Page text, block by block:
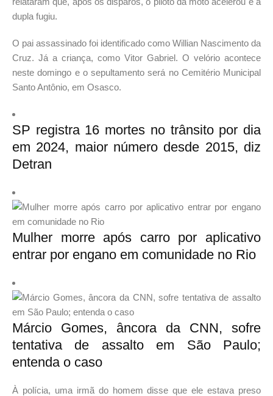
dupla fugiu.
O pai assassinado foi identificado como Willian Nascimento da
Cruz. Já a criança, como Vitor Gabriel. O velório acontece
neste domingo e o sepultamento será no Cemitério Municipal
Santo Antônio, em Osasco.
SP registra 16 mortes no trânsito por dia
em 2024, maior número desde 2015, diz
Detran
Mulher morre após carro por aplicativo
entrar por engano em comunidade no Rio
Márcio Gomes, âncora da CNN, sofre
tentativa de assalto em São Paulo;
entenda o caso
À polícia, uma irmã do homem disse que ele estava preso